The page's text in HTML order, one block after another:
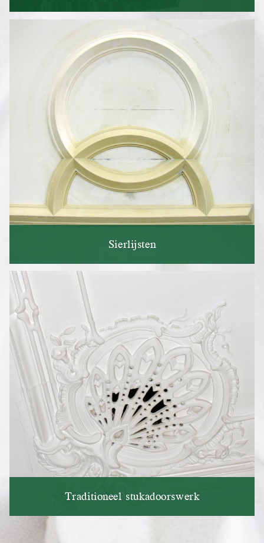
Sierlijsten
Traditioneel stukadoorswerk